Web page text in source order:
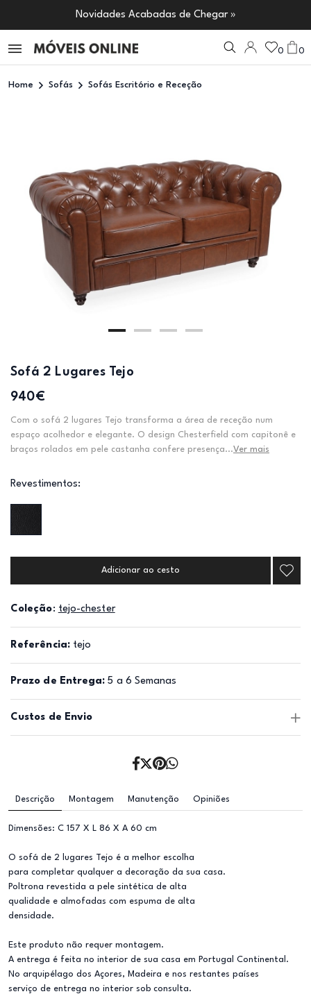
Novidades Acabadas de Chegar »
0 0
Home Sofás Sofás Escritório e Receção
Sofá 2 Lugares Tejo
940€
Com o sofá 2 lugares Tejo transforma a área de receção num
espaço acolhedor e elegante. O design Chesterfield com capitonê e
braços rolados em pele castanha confere presença...Ver mais
Revestimentos:
Adicionar ao cesto
Coleção: tejo-chester
Referência: tejo
Prazo de Entrega: 5 a 6 Semanas
Custos de Envio
Descrição Montagem Manutenção Opiniões
Dimensões: C 157 X L 86 X A 60 cm
O sofá de 2 lugares Tejo é a melhor escolha
para completar qualquer a decoração da sua casa.
Poltrona revestida a pele sintética de alta
qualidade e almofadas com espuma de alta
densidade.
Este produto não requer montagem.
A entrega é feita no interior de sua casa em Portugal Continental.
No arquipélago dos Açores, Madeira e nos restantes países
serviço de entrega no interior sob consulta.